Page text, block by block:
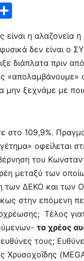
ρ
α
σ
τε
η αλαζονεία
δεν είναι ο
διάπλατα πριν
«απολαμβάνουμε»
ξεχνάμε με
στο 109,9%.
οφείλεται
του
μεταξύ των
των ΔΕΚΟ και των
στην επόμενη
Τέλος
το χρέος
τους;
Χρυσοχοΐδης (